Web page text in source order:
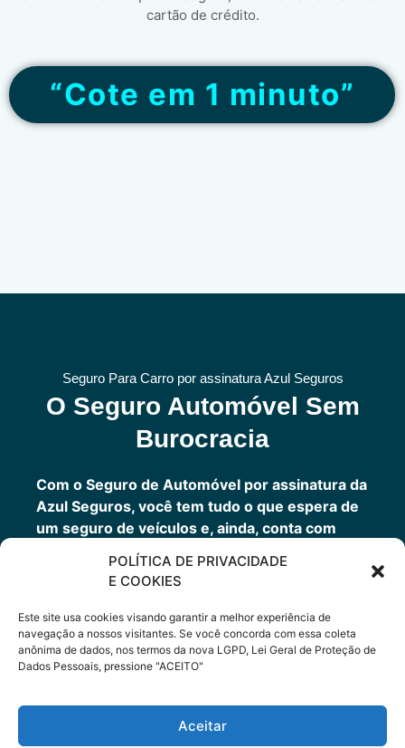
POLÍTICA DE PRIVACIDADE
E COOKIES
Este site usa cookies visando garantir a melhor experiência de
navegação a nossos visitantes. Se você concorda com essa coleta
anônima de dados, nos termos da nova LGPD, Lei Geral de Proteção de
Dados Pessoais, pressione "ACEITO"
Aceitar
cartão de crédito.
“Cote em 1 minuto”
Seguro Para Carro por assinatura Azul Seguros
O Seguro Automóvel Sem
Burocracia
Com o Seguro de Automóvel por assinatura da
Azul Seguros, você tem tudo o que espera de
um seguro de veículos e, ainda, conta com
outros benefícios disponíveis 24h.
Você tem um seguro completo com a garantia
Porto Seguro.